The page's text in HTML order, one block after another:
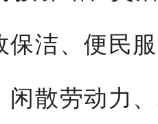
保洁、便民
闲散劳动力